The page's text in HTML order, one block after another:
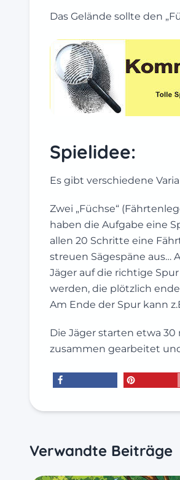
Das Gelände sollte den
Spielidee:
Es gibt verschiedene
Zwei „Füchse“
haben die Aufgabe eine
allen 20 Schritte eine
streuen Sägespäne aus…
Jäger auf die richtige
werden, die plötzlich
Am Ende der Spur kann
Die Jäger starten etwa
zusammen gearbeitet
Verwandte Beiträge